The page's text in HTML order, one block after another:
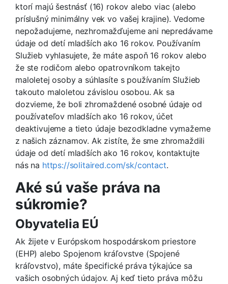
ktorí majú šestnásť (16) rokov alebo viac (alebo
príslušný minimálny vek vo vašej krajine). Vedome
nepožadujeme, nezhromažďujeme ani nepredávame
údaje od detí mladších ako 16 rokov. Používaním
Služieb vyhlasujete, že máte aspoň 16 rokov alebo
že ste rodičom alebo opatrovníkom takejto
maloletej osoby a súhlasíte s používaním Služieb
takouto maloletou závislou osobou. Ak sa
dozvieme, že boli zhromaždené osobné údaje od
používateľov mladších ako 16 rokov, účet
deaktivujeme a tieto údaje bezodkladne vymažeme
z našich záznamov. Ak zistíte, že sme zhromaždili
údaje od detí mladších ako 16 rokov, kontaktujte
nás na https://solitaired.com/sk/contact.
Aké sú vaše práva na
súkromie?
Obyvatelia EÚ
Ak žijete v Európskom hospodárskom priestore
(EHP) alebo Spojenom kráľovstve (Spojené
kráľovstvo), máte špecifické práva týkajúce sa
vašich osobných údajov. Aj keď tieto práva môžu